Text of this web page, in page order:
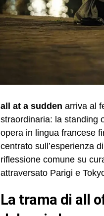
all at a sudden arriva al
straordinaria: la standing
opera in lingua francese
centrato sull’esperienza
riflessione comune su
attraversato Parigi e
la trama di all of a sudden: un incontro che trasforma il